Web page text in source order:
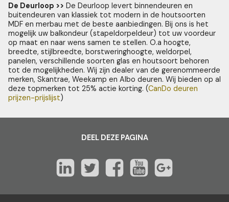
De Deurloop >> De Deurloop levert binnendeuren en
buitendeuren van klassiek tot modern in de houtsoorten
MDF en merbau met de beste aanbiedingen. Bij ons is het
mogelijk uw balkondeur (stapeldorpeldeur) tot uw voordeur
op maat en naar wens samen te stellen. O.a hoogte,
breedte, stijlbreedte, borstweringhoogte, weldorpel,
panelen, verschillende soorten glas en houtsoort behoren
tot de mogelijkheden. Wij zijn dealer van de gerenommeerde
merken, Skantrae, Weekamp en Albo deuren. Wij bieden op al
deze topmerken tot 25% actie korting. (CanDo deuren
prijzen-prijslijst)
DEEL DEZE PAGINA